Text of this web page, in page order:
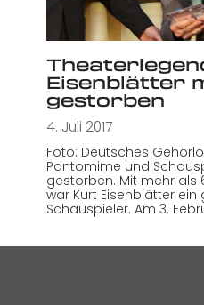
Eisenblätter
gestorben
4. Juli 2017
Foto: Deutsches
Pantomime und
gestorben. Mit mehr als
war Kurt Eisenblätter
Schauspieler. Am 3.